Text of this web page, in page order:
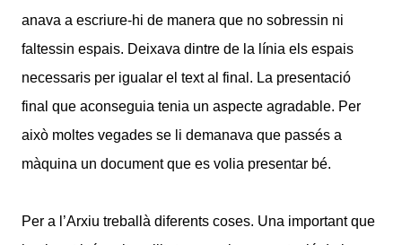
anava a escriure-hi de manera que no sobressin ni
faltessin espais. Deixava dintre de la línia els espais
necessaris per igualar el text al final. La presentació
final que aconseguia tenia un aspecte agradable. Per
això moltes vegades se li demanava que passés a
màquina un document que es volia presentar bé.
Per a l’Arxiu treballà diferents coses. Una important que